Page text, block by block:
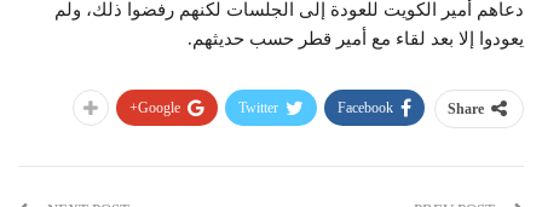
دعاهم أمير الكويت للعودة إلى الجلسات لكنهم رفضوا ذلك، ولم
يعودوا إلا بعد لقاء مع أمير قطر حسب حديثهم.
Share
Facebook
Twitter
Google+